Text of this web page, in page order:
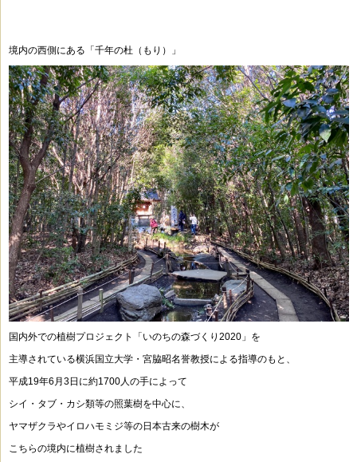
境内の西側にある「千年の杜（もり）」
国内外での植樹プロジェクト「いのちの森づくり2020」を
主導されている横浜国立大学・宮脇昭名誉教授による指導のもと、
平成19年6月3日に約1700人の手によって
シイ・タブ・カシ類等の照葉樹を中心に、
ヤマザクラやイロハモミジ等の日本古来の樹木が
こちらの境内に植樹されました